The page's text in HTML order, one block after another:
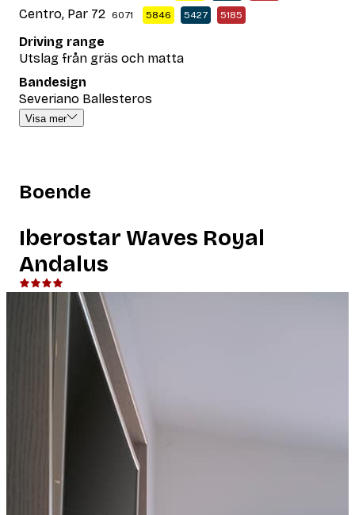
Centro, Par 72 6071 5846 5427 5185
Driving range
Utslag från gräs och matta
Bandesign
Severiano Ballesteros
Visa mer
Boende
Iberostar Waves Royal
Andalus